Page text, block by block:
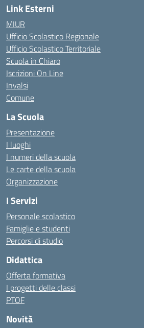
Link Esterni
MIUR
Ufficio Scolastico Regionale
Ufficio Scolastico Territoriale
Scuola in Chiaro
Iscrizioni On Line
Invalsi
Comune
La Scuola
Presentazione
I luoghi
I numeri della scuola
Le carte della scuola
Organizzazione
I Servizi
Personale scolastico
Famiglie e studenti
Percorsi di studio
Didattica
Offerta formativa
I progetti delle classi
PTOF
Novità